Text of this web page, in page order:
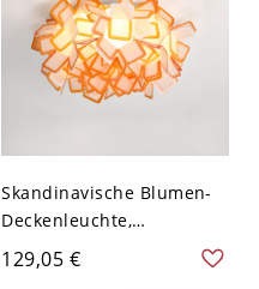
Skandinavische Blumen-
Deckenleuchte,
Künstlerische
Geometrische
129,05 €